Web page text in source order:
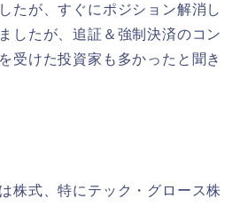
たが、すぐにポジション解消し
したが、追証＆強制決済のコン
受けた投資家も多かったと聞き
株式、特にテック・グロース株